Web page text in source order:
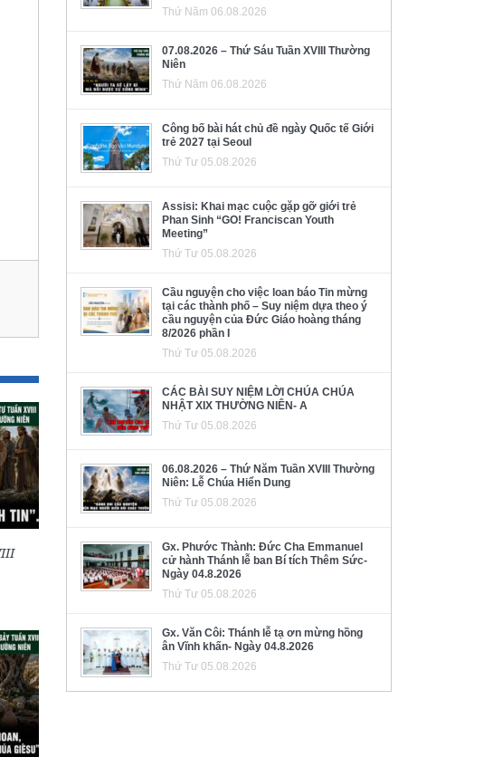
Thứ Năm 06.08.2026
07.08.2026 – Thứ Sáu Tuần XVIII Thường
Niên
Thứ Năm 06.08.2026
Công bố bài hát chủ đề ngày Quốc tế Giới
trẻ 2027 tại Seoul
Thứ Tư 05.08.2026
Assisi: Khai mạc cuộc gặp gỡ giới trẻ
Phan Sinh “GO! Franciscan Youth
Meeting”
Thứ Tư 05.08.2026
Cầu nguyện cho việc loan báo Tin mừng
tại các thành phố – Suy niệm dựa theo ý
cầu nguyện của Đức Giáo hoàng tháng
8/2026 phần I
Thứ Tư 05.08.2026
CÁC BÀI SUY NIỆM LỜI CHÚA CHÚA
NHẬT XIX THƯỜNG NIÊN- A
Thứ Tư 05.08.2026
06.08.2026 – Thứ Năm Tuần XVIII Thường
Niên: Lễ Chúa Hiển Dung
Thứ Tư 05.08.2026
Gx. Phước Thành: Đức Cha Emmanuel
cử hành Thánh lễ ban Bí tích Thêm Sức-
Ngày 04.8.2026
Thứ Tư 05.08.2026
Gx. Văn Côi: Thánh lễ tạ ơn mừng hồng
ân Vĩnh khấn- Ngày 04.8.2026
Thứ Tư 05.08.2026